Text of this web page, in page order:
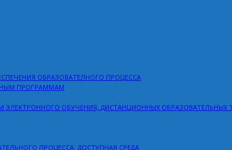
ОБРАЗОВАТЕЛНОГО ПРОЦЕССА
ПРОГРАММАМ
ОБУЧЕНИЯ, ДИСТАНЦИОННЫХ ОБРАЗОВАТЕЛЬНЫХ
ПРОЦЕССА. ДОСТУПНАЯ СРЕДА